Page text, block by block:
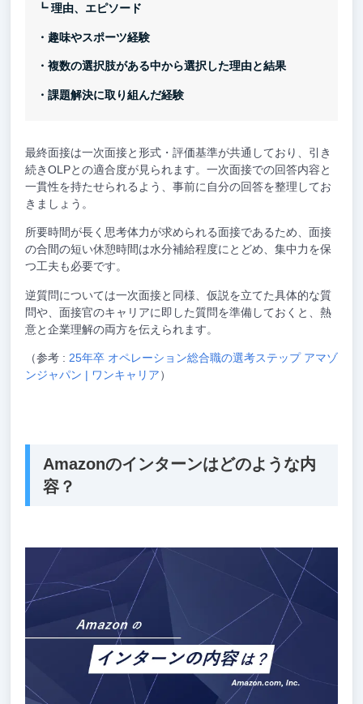
┗ 理由、エピソード
・趣味やスポーツ経験
・複数の選択肢がある中から選択した理由と結果
・課題解決に取り組んだ経験
最終面接は一次面接と形式・評価基準が共通しており、引き
続きOLPとの適合度が見られます。一次面接での回答内容と
一貫性を持たせられるよう、事前に自分の回答を整理してお
きましょう。
所要時間が長く思考体力が求められる面接であるため、面接
の合間の短い休憩時間は水分補給程度にとどめ、集中力を保
つ工夫も必要です。
逆質問については一次面接と同様、仮説を立てた具体的な質
問や、面接官のキャリアに即した質問を準備しておくと、熱
意と企業理解の両方を伝えられます。
（参考 : 25年卒 オペレーション総合職の選考ステップ アマゾ
ンジャパン | ワンキャリア）
Amazonのインターンはどのような内
容？